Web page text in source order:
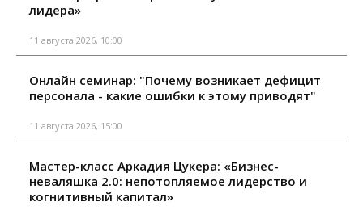
лидера»
11 августа 2026, 10:00
Онлайн семинар: "Почему возникает дефицит
персонала - какие ошибки к этому приводят"
11 августа 2026, 15:00
Мастер-класс Аркадия Цукера: «Бизнес-
неваляшка 2.0: непотопляемое лидерство и
когнитивный капитал»